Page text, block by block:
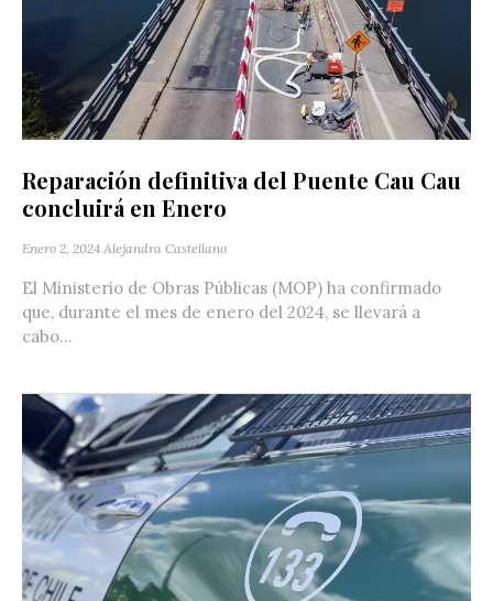
Reparación definitiva del Puente Cau Cau
concluirá en Enero
Enero 2, 2024 Alejandra Castellano
El Ministerio de Obras Públicas (MOP) ha confirmado
que, durante el mes de enero del 2024, se llevará a
cabo...